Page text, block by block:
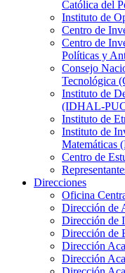
Católica del
Instituto de
Centro de
Centro de
Políticas y
Consejo
Tecnológica
Instituto de
(IDHAL-
Instituto de
Instituto de
Matemáticas
Centro de
Direcciones
Oficina
Dirección de
Dirección de
Dirección de
Dirección
Dirección